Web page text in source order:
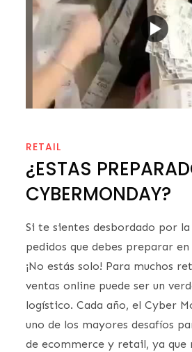
RETAIL
¿ESTAS
CYBERMONDAY?
Si te sientes desbordado por
pedidos que debes preparar
¡No estás solo! Para muchos
ventas online puede ser un
logístico. Cada año, el Cyber
uno de los mayores desafíos
de ecommerce y retail, ya que